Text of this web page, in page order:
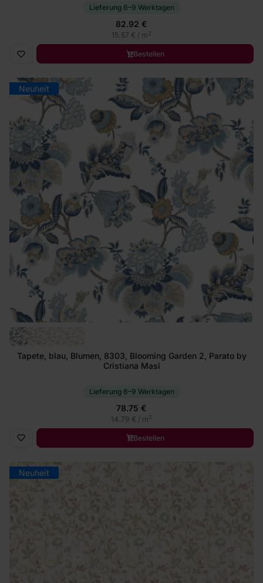
Lieferung 6–9 Werktagen
82.92 €
15.57 € / m2
Bestellen
Neuheit
Tapete, blau, Blumen, 8303, Blooming Garden 2, Parato by
Cristiana Masi
Lieferung 6–9 Werktagen
78.75 €
14.79 € / m2
Bestellen
Neuheit